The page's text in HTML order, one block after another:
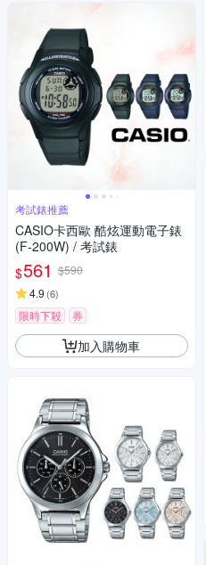
考試錶推薦
CASIO卡西歐 酷炫運動電子錶
(F-200W) / 考試錶
$561 $590
4.9 (6)
限時下殺 券
加入購物車